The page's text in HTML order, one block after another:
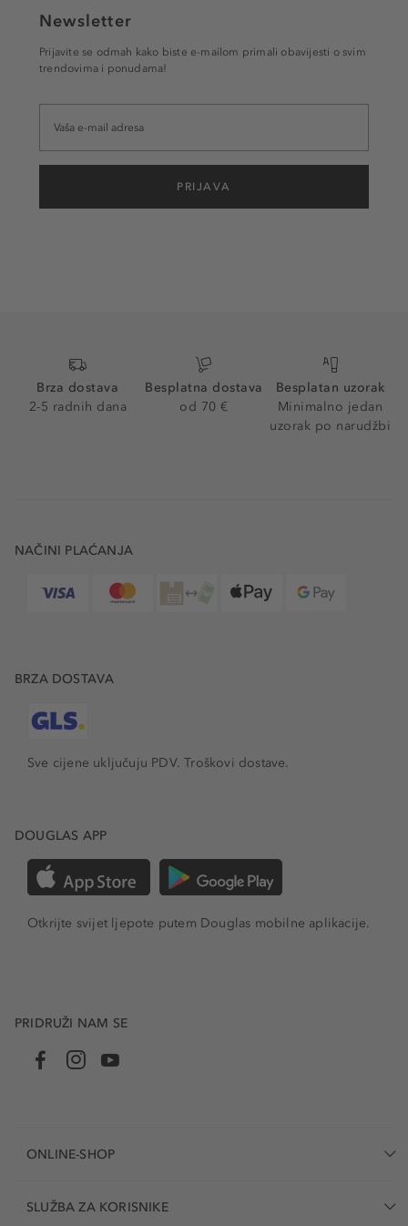
Newsletter
Prijavite se odmah kako biste e-mailom primali obavijesti o svim
trendovima i ponudama!
PRIJAVA
Brza dostava
2-5 radnih dana
Besplatna dostava
od 70 €
Besplatan uzorak
Minimalno jedan
uzorak po narudžbi
NAČINI PLAĆANJA
BRZA DOSTAVA
Sve cijene uključuju PDV.Troškovi dostave.
DOUGLAS APP
Otkrijte svijet ljepote putem Douglas mobilne aplikacije.
PRIDRUŽI NAM SE
ONLINE-SHOP
SLUŽBA ZA KORISNIKE